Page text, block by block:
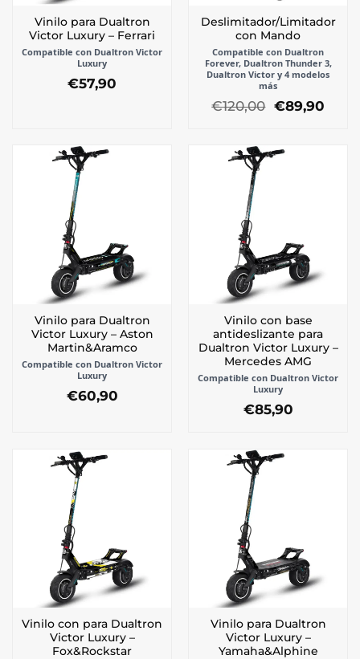
Vinilo para Dualtron
Victor Luxury – Ferrari
Compatible con Dualtron Victor
Luxury
€57,90
Deslimitador/Limitador
con Mando
Compatible con Dualtron
Forever, Dualtron Thunder 3,
Dualtron Victor y 4 modelos
más
€120,00 El
precio
era:
€120,00.
€89,90El
Vinilo para Dualtron
Victor Luxury – Aston
Martin&Aramco
Compatible con Dualtron Victor
Luxury
€60,90
Vinilo con base
antideslizante para
Dualtron Victor Luxury –
Mercedes AMG
Compatible con Dualtron Victor
Luxury
€85,90
Vinilo con para Dualtron
Victor Luxury –
Fox&Rockstar
Vinilo para Dualtron
Victor Luxury –
Yamaha&Alphine